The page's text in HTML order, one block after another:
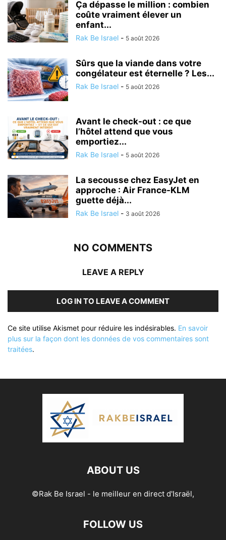
Ça dépasse le million : combien
coûte vraiment élever un
enfant...
Rak Be Israel - 5 août 2026
Sûrs que la viande dans votre
congélateur est éternelle ? Les...
Rak Be Israel - 5 août 2026
Avant le check-out : ce que
l’hôtel attend que vous
emportiez...
Rak Be Israel - 5 août 2026
La secousse chez EasyJet en
approche : Air France-KLM
guette déjà...
Rak Be Israel - 3 août 2026
NO COMMENTS
LEAVE A REPLY
LOG IN TO LEAVE A COMMENT
Ce site utilise Akismet pour réduire les indésirables. En savoir
plus sur la façon dont les données de vos commentaires sont
traitées.
ABOUT US
©Rak Be Israel - le meilleur en direct d'Israël,
FOLLOW US